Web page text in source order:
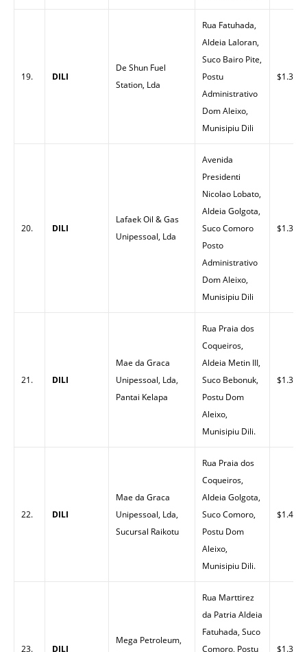
19. DILI
De Shun Fuel
Station, Lda
Rua Fatuhada,
Aldeia Laloran,
Suco Bairo Pite,
Postu
Administrativo
Dom Aleixo,
Munisipiu Dili
$1.33
20. DILI
Lafaek Oil & Gas
Unipessoal, Lda
Avenida
Presidenti
Nicolao Lobato,
Aldeia Golgota,
Suco Comoro
Posto
Administrativo
Dom Aleixo,
Munisipiu Dili
$1.35
21. DILI
Mae da Graca
Unipessoal, Lda,
Pantai Kelapa
Rua Praia dos
Coqueiros,
Aldeia Metin III,
Suco Bebonuk,
Postu Dom
Aleixo,
Munisipiu Dili.
$1.30
22. DILI
Mae da Graca
Unipessoal, Lda,
Sucursal Raikotu
Rua Praia dos
Coqueiros,
Aldeia Golgota,
Suco Comoro,
Postu Dom
Aleixo,
Munisipiu Dili.
$1.40
23. DILI
Mega Petroleum,
Rua Marttirez
da Patria Aldeia
Fatuhada, Suco
Comoro, Postu
$1.33